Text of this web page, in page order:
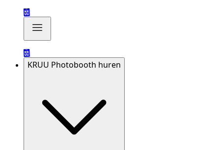
KRUU Photobooth huren